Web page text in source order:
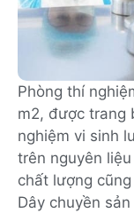
Phòng thí
m2, được trang
nghiệm vi sinh
trên nguyên
chất lượng
Dây chuyền